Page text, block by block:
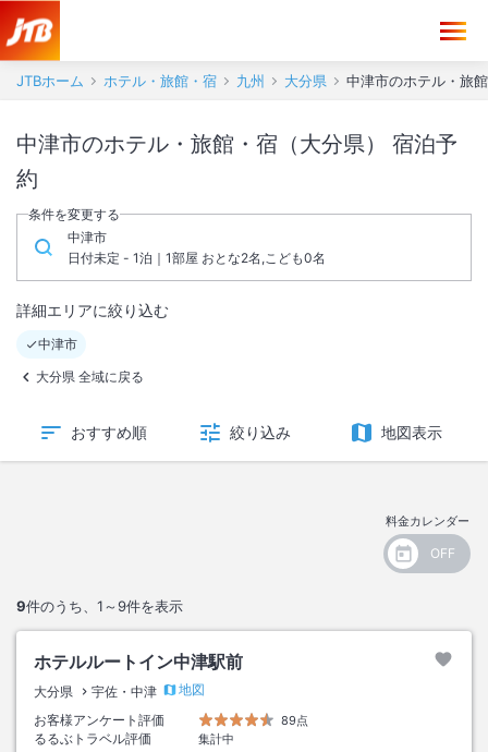
JTBホーム ホテル・旅館・宿 九州 大分県 中津市のホテル・旅
中津市のホテル・旅館・宿（大分県） 宿泊予
約
条件を変更する
中津市
日付未定 - 1泊｜1部屋 おとな2名,こども0名
詳細エリアに絞り込む
中津市
大分県 全域に戻る
おすすめ順 絞り込み 地図表示
料金カレンダー
9件のうち、 1～9件を表示
ホテルルートイン中津駅前
大分県 宇佐・中津
地図
お客様アンケート評価
89点
るるぶトラベル評価
集計中